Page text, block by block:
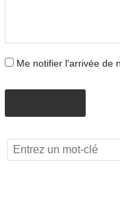
Me notifier l'arrivée de